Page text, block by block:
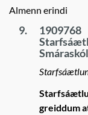
Almenn erindi
9.
1909768
greiddum